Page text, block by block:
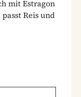
mit Estragon
Reis und